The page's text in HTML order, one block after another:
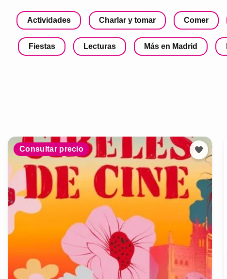
Actividades Charlar y tomar Comer
Fiestas Lecturas Más en Madrid
Consultar precio